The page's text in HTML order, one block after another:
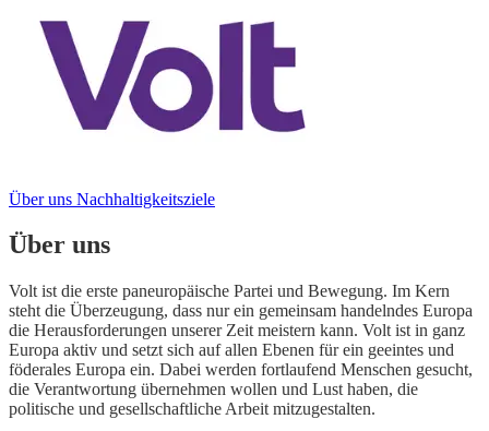
Über uns Nachhaltigkeitsziele
Über uns
Volt ist die erste paneuropäische Partei und Bewegung. Im Kern
steht die Überzeugung, dass nur ein gemeinsam handelndes Europa
die Herausforderungen unserer Zeit meistern kann. Volt ist in ganz
Europa aktiv und setzt sich auf allen Ebenen für ein geeintes und
föderales Europa ein. Dabei werden fortlaufend Menschen gesucht,
die Verantwortung übernehmen wollen und Lust haben, die
politische und gesellschaftliche Arbeit mitzugestalten.